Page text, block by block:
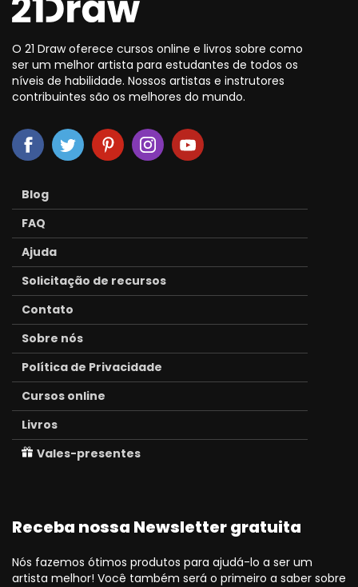
O 21 Draw oferece cursos online e livros sobre como
ser um melhor artista para estudantes de todos os
níveis de habilidade. Nossos artistas e instrutores
contribuintes são os melhores do mundo.
Blog
FAQ
Ajuda
Solicitação de recursos
Contato
Sobre nós
Política de Privacidade
Cursos online
Livros
Vales-presentes
Receba nossa Newsletter gratuita
Nós fazemos ótimos produtos para ajudá-lo a ser um
artista melhor! Você também será o primeiro a saber sobre